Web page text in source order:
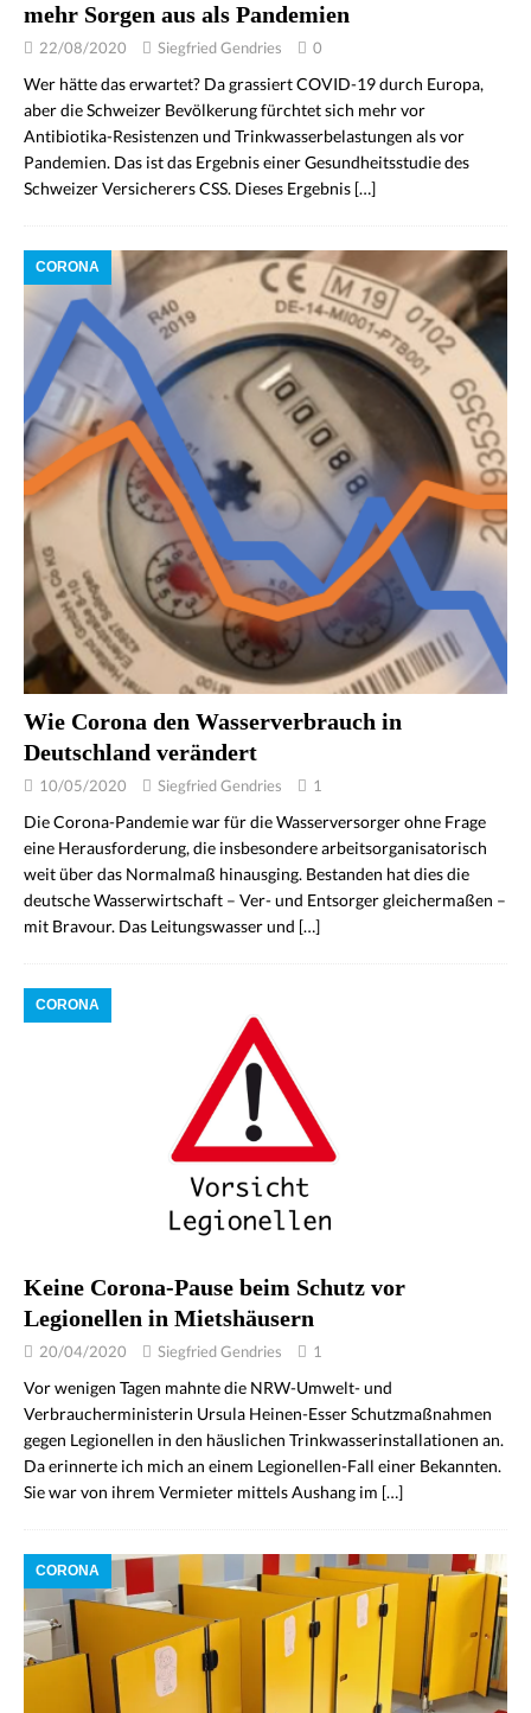
mehr Sorgen aus als Pandemien
22/08/2020 Siegfried Gendries 0
Wer hätte das erwartet? Da grassiert COVID-19 durch Europa,
aber die Schweizer Bevölkerung fürchtet sich mehr vor
Antibiotika-Resistenzen und Trinkwasserbelastungen als vor
Pandemien. Das ist das Ergebnis einer Gesundheitsstudie des
Schweizer Versicherers CSS. Dieses Ergebnis […]
CORONA
Wie Corona den Wasserverbrauch in
Deutschland verändert
10/05/2020 Siegfried Gendries 1
Die Corona-Pandemie war für die Wasserversorger ohne Frage
eine Herausforderung, die insbesondere arbeitsorganisatorisch
weit über das Normalmaß hinausging. Bestanden hat dies die
deutsche Wasserwirtschaft – Ver- und Entsorger gleichermaßen –
mit Bravour. Das Leitungswasser und […]
CORONA
Keine Corona-Pause beim Schutz vor
Legionellen in Mietshäusern
20/04/2020 Siegfried Gendries 1
Vor wenigen Tagen mahnte die NRW-Umwelt- und
Verbraucherministerin Ursula Heinen-Esser Schutzmaßnahmen
gegen Legionellen in den häuslichen Trinkwasserinstallationen an.
Da erinnerte ich mich an einem Legionellen-Fall einer Bekannten.
Sie war von ihrem Vermieter mittels Aushang im […]
CORONA